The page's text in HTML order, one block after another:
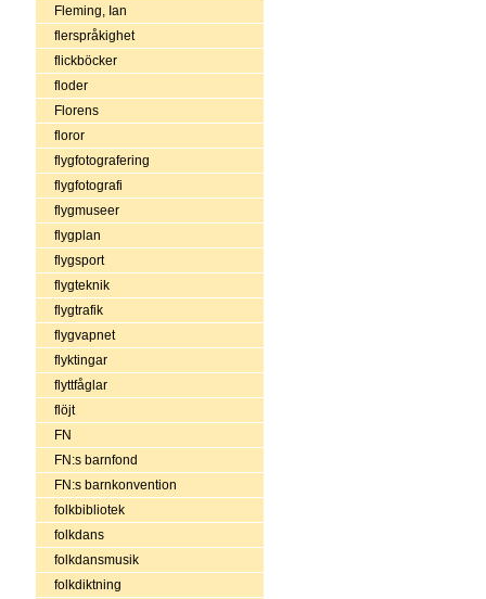
Fleming, Ian
flerspråkighet
flickböcker
floder
Florens
floror
flygfotografering
flygfotografi
flygmuseer
flygplan
flygsport
flygteknik
flygtrafik
flygvapnet
flyktingar
flyttfåglar
flöjt
FN
FN:s barnfond
FN:s barnkonvention
folkbibliotek
folkdans
folkdansmusik
folkdiktning